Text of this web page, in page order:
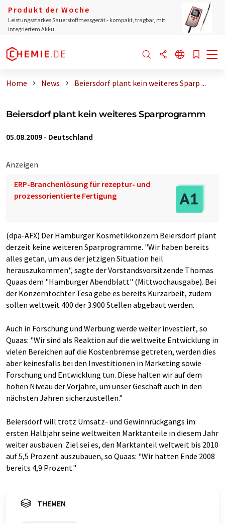
Produkt der Woche
Leistungsstarkes Sauerstoffmessgerät - kompakt, tragbar, mit
integriertem Akku
Home News Beiersdorf plant kein weiteres Sparp ...
Beiersdorf plant kein weiteres Sparprogramm
05.08.2009 - Deutschland
Anzeigen
ERP-Branchenlösung für rezeptur- und
prozessorientierte Fertigung
(dpa-AFX) Der Hamburger Kosmetikkonzern Beiersdorf plant
derzeit keine weiteren Sparprogramme. "Wir haben bereits
alles getan, um aus der jetzigen Situation heil
herauszukommen", sagte der Vorstandsvorsitzende Thomas
Quaas dem "Hamburger Abendblatt" (Mittwochausgabe). Bei
der Konzerntochter Tesa gebe es bereits Kurzarbeit, zudem
sollen weltweit 400 der 3.900 Stellen abgebaut werden.
Auch in Forschung und Werbung werde weiter investiert, so
Quaas: "Wir sind als Reaktion auf die weltweite Entwicklung in
vielen Bereichen auf die Kostenbremse getreten, werden dies
aber keinesfalls bei den Investitionen in Marketing sowie
Forschung und Entwicklung tun. Diese halten wir auf dem
hohen Niveau der Vorjahre, um unser Geschäft auch in den
nächsten Jahren sicherzustellen."
Beiersdorf will trotz Umsatz- und Gewinnrückgangs im
ersten Halbjahr seine weltweiten Marktanteile in diesem Jahr
weiter ausbauen. Ziel sei es, den Marktanteil weltweit bis 2010
auf 5,5 Prozent auszubauen, so Quaas: "Wir hatten Ende 2008
bereits 4,9 Prozent."
THEMEN